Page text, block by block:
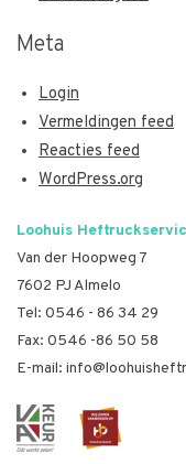
Meta
Login
Vermeldingen feed
Reacties feed
WordPress.org
Loohuis
Van der Hoopweg 7
7602 PJ Almelo
Tel: 0546 - 86 34 29
Fax: 0546 -86 50 58
E-mail: